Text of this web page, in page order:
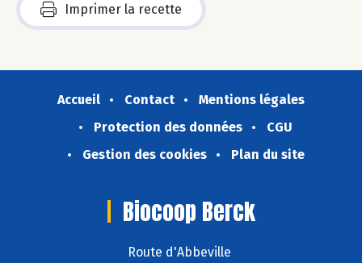
Imprimer la recette
Accueil Contact
Mentions légales
Protection des données
CGU
Gestion des cookies
Plan du site
Biocoop Berck
Route d'Abbeville